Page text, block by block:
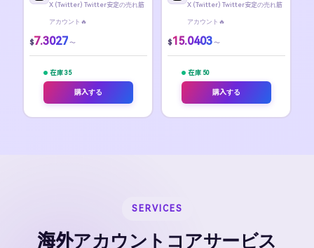
X (Twitter) Twitter安定の売れ筋
アカウント🔥
$7.3027 〜
在庫 35
購入する
X (Twitter) Twitter安定の売れ筋
アカウント🔥
$15.0403 〜
在庫 50
購入する
SERVICES
海外アカウントコアサービス